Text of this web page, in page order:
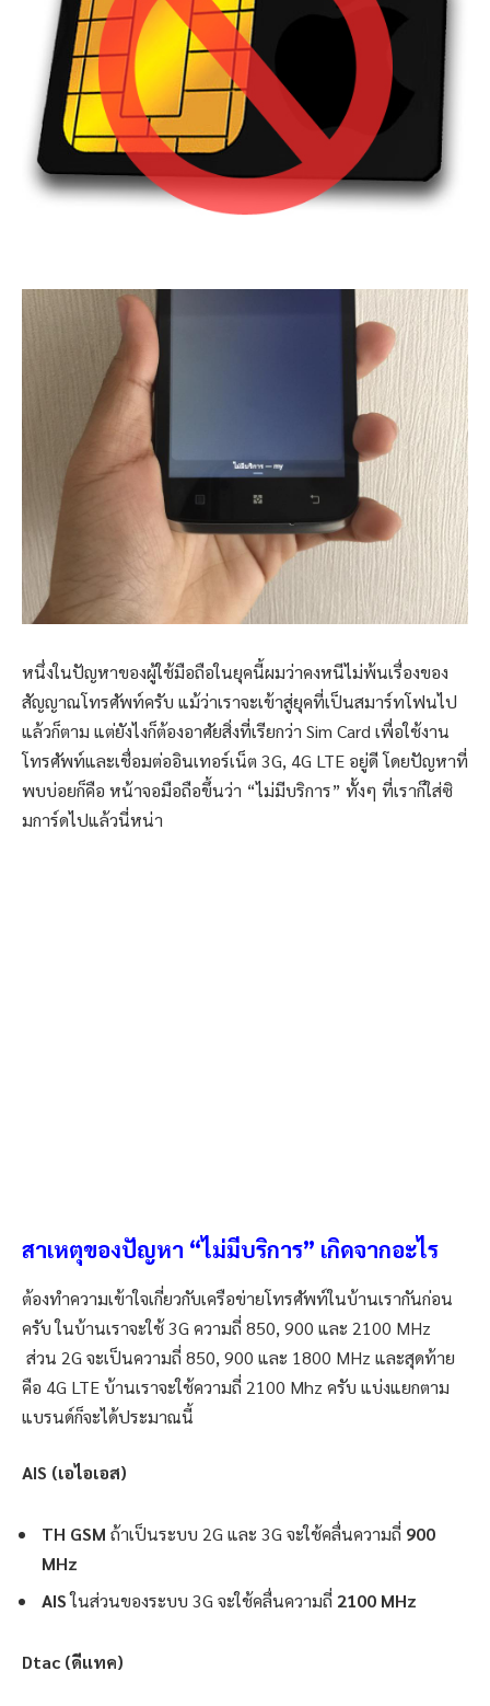
หนึ่งในปัญหาของผู้ใช้มือถือในยุคนี้ผมว่าคงหนีไม่พ้นเรื่องของ
สัญญาณโทรศัพท์ครับ แม้ว่าเราจะเข้าสู่ยุคที่เป็นสมาร์ทโฟนไป
แล้วก็ตาม แต่ยังไงก็ต้องอาศัยสิ่งที่เรียกว่า Sim Card เพื่อใช้งาน
โทรศัพท์และเชื่อมต่ออินเทอร์เน็ต 3G, 4G LTE อยู่ดี โดยปัญหาที่
พบบ่อยก็คือ หน้าจอมือถือขึ้นว่า “ไม่มีบริการ” ทั้งๆ ที่เราก็ใส่ซิ
มการ์ดไปแล้วนี่หน่า
สาเหตุของปัญหา “ไม่มีบริการ” เกิดจากอะไร
ต้องทำความเข้าใจเกี่ยวกับเครือข่ายโทรศัพท์ในบ้านเรากันก่อน
ครับ ในบ้านเราจะใช้ 3G ความถี่ 850, 900 และ 2100 MHz
ส่วน 2G จะเป็นความถี่ 850, 900 และ 1800 MHz และสุดท้าย
คือ 4G LTE บ้านเราจะใช้ความถี่ 2100 Mhz ครับ แบ่งแยกตาม
แบรนด์ก็จะได้ประมาณนี้
AIS (เอไอเอส)
TH GSM ถ้าเป็นระบบ 2G และ 3G จะใช้คลื่นความถี่ 900
MHz
AISในส่วนของระบบ 3G จะใช้คลื่นความถี่ 2100 MHz
Dtac (ดีแทค)